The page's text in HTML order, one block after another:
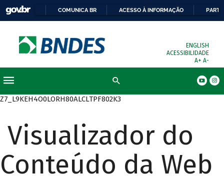
COMUNICA BR ACESSO À INFORMAÇÃO
ENGLISH
ACESSIBILIDADE
A+ A-
Z7_L9KEH4O0LORH80ALCLTPF802K3
Visualizador do
Conteúdo da Web